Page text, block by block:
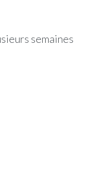
semaines